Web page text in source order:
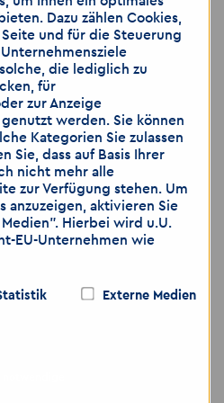
Dazu zählen Cookies,
und für die Steuerung
die lediglich zu
für
zur Anzeige
werden. Sie können
Kategorien Sie zulassen
Sie, dass auf Basis Ihrer
nicht mehr alle
zur Verfügung stehen. Um
anzuzeigen, aktivieren Sie
Hierbei wird u.U.
EU-Unternehmen wie
Externe Medien